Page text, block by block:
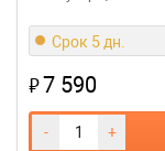
Срок 5 дн.
₽7 590
- +